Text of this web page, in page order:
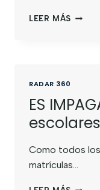
LEER MÁS
RADAR 360
ES
Como todos los
matrículas…